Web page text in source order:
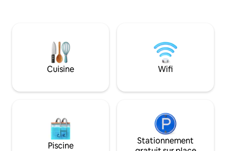
à 1 km. Idéal pour se reposer, faire des
excursions autour de l'île, faire du vélo,
etc. Nous aimons les animaux de
compagnie, alors amenez-les ;-)
inoubliable.
Cuisine Wifi
Piscine
Stationnement